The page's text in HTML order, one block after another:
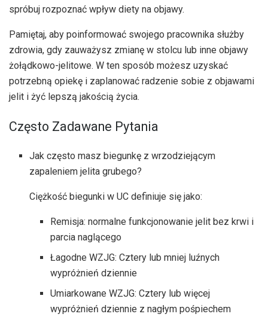
spróbuj rozpoznać wpływ diety na objawy.
Pamiętaj, aby poinformować swojego pracownika służby
zdrowia, gdy zauważysz zmianę w stolcu lub inne objawy
żołądkowo-jelitowe. W ten sposób możesz uzyskać
potrzebną opiekę i zaplanować radzenie sobie z objawami
jelit i żyć lepszą jakością życia.
Często Zadawane Pytania
Jak często masz biegunkę z wrzodziejącym
zapaleniem jelita grubego?
Ciężkość biegunki w UC definiuje się jako:
Remisja: normalne funkcjonowanie jelit bez krwi i
parcia naglącego
Łagodne WZJG: Cztery lub mniej luźnych
wypróżnień dziennie
Umiarkowane WZJG: Cztery lub więcej
wypróżnień dziennie z nagłym pośpiechem